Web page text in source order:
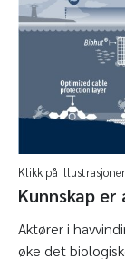
Klikk på
Kunnskap
Aktører i
øke det